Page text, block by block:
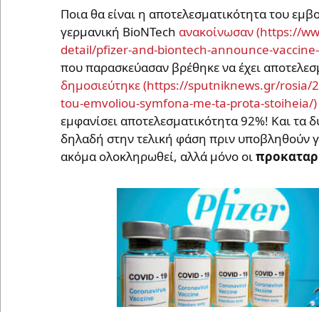
Ποια θα είναι η αποτελεσματικότητα του
γερμανική BioNTech ανακοίνωσαν
που παρασκεύασαν βρέθηκε να έχει
δημοσιεύτηκε
εμφανίσει αποτελεσματικότητα 92%! Και τα
δηλαδή στην τελική φάση πριν υποβληθούν
ακόμα ολοκληρωθεί, αλλά μόνο οι